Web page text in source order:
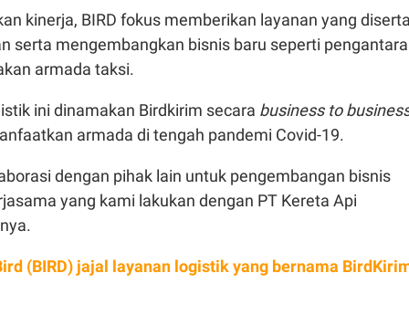
kinerja, BIRD fokus memberikan layanan yang
serta mengembangkan bisnis baru seperti
armada taksi.
ini dinamakan Birdkirim secara business to
armada di tengah pandemi Covid-19.
dengan pihak lain untuk pengembangan bisnis
yang kami lakukan dengan PT Kereta Api
(BIRD) jajal layanan logistik yang bernama